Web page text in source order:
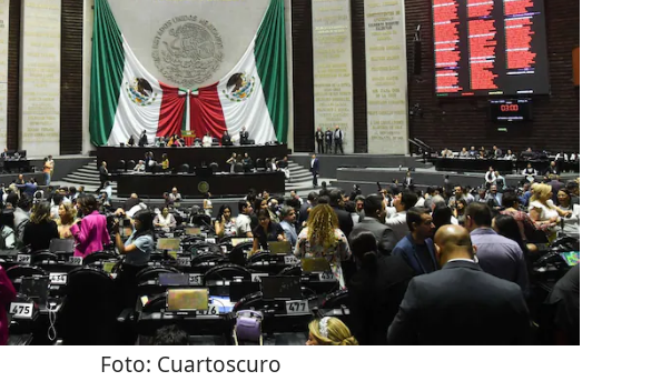
Foto: Cuartoscuro